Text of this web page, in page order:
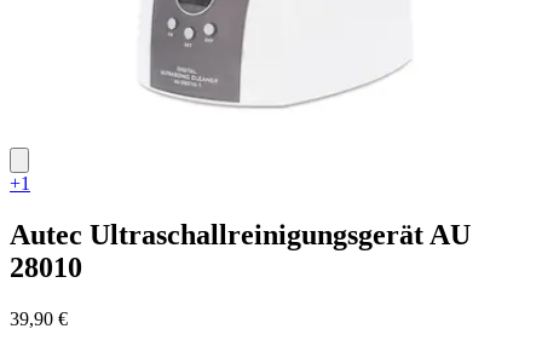
+1
Autec Ultraschallreinigungsgerät AU
28010
39,90 €